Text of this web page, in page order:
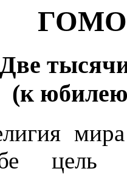
Две
(к
цель